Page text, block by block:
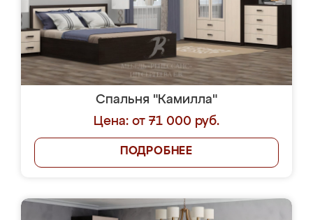
Спальня "Камилла"
Цена: от 71 000 руб.
ПОДРОБНЕЕ